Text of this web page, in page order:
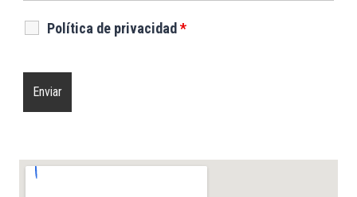
Política de privacidad*